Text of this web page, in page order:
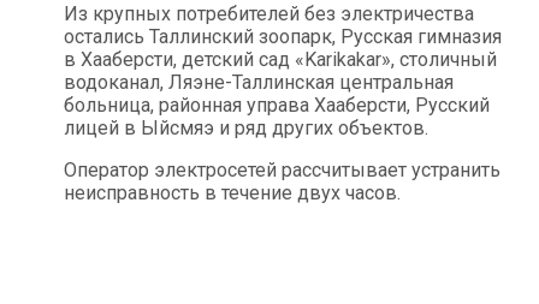
Из крупных потребителей без электричества
остались Таллинский зоопарк, Русская гимназия
в Хааберсти, детский сад «Karikakar», столичный
водоканал, Ляэне-Таллинская центральная
больница, районная управа Хааберсти, Русский
лицей в Ыйсмяэ и ряд других объектов.
Оператор электросетей рассчитывает устранить
неисправность в течение двух часов.